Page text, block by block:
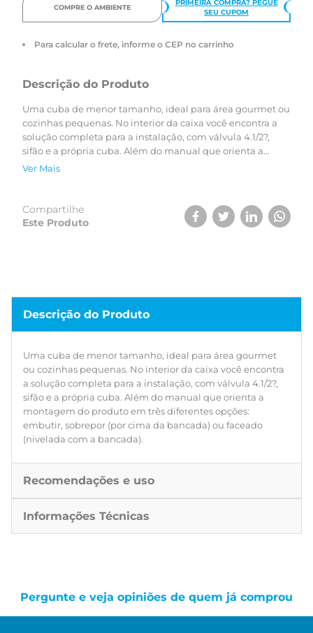
COMPRE O AMBIENTE
PRIMEIRA COMPRA? PEGUE
SEU CUPOM
Para calcular o frete, informe o CEP no carrinho
Descrição do Produto
Uma cuba de menor tamanho, ideal para área gourmet ou
cozinhas pequenas. No interior da caixa você encontra a
solução completa para a instalação, com válvula 4.1/2?,
sifão e a própria cuba. Além do manual que orienta a
montagem do produto em três diferentes opções: embutir,
Ver Mais
Compartilhe
Este Produto
Descrição do Produto
Uma cuba de menor tamanho, ideal para área gourmet
ou cozinhas pequenas. No interior da caixa você encontra
a solução completa para a instalação, com válvula 4.1/2?,
sifão e a própria cuba. Além do manual que orienta a
montagem do produto em três diferentes opções:
embutir, sobrepor (por cima da bancada) ou faceado
(nivelada com a bancada).
Recomendações e uso
Informações Técnicas
Pergunte e veja opiniões de quem já comprou